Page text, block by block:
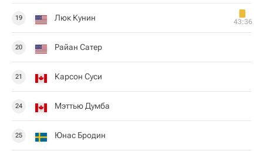
19 Люк Кунин 43:36
20 Райан Сатер
21 Карсон Суси
24 Мэттью Думба
25 Юнас Бродин